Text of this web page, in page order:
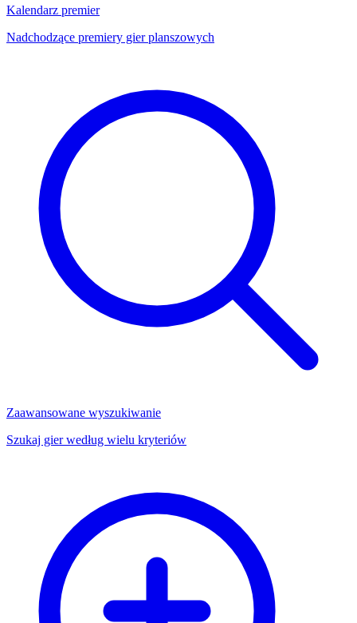
Kalendarz premier
Nadchodzące premiery gier planszowych
Zaawansowane wyszukiwanie
Szukaj gier według wielu kryteriów